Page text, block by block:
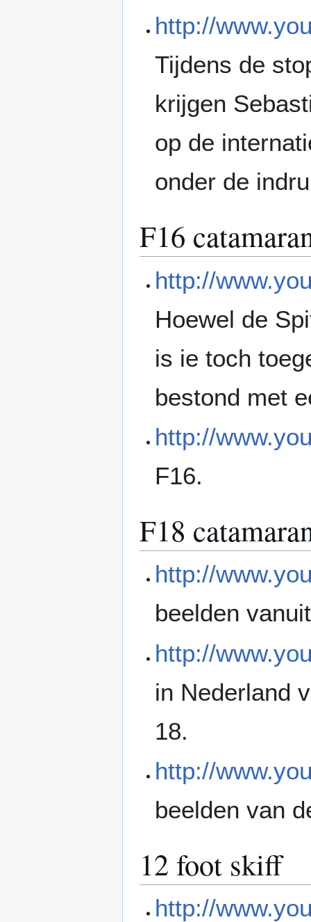
http://
Tijdens de
krijgen
op de
onder de
F16
http://
Hoewel de
is ie toch
bestond met
http://
F16.
F18
http://
beelden
http://
in Nederland
18.
http://
beelden van
12 foot skiff
http://